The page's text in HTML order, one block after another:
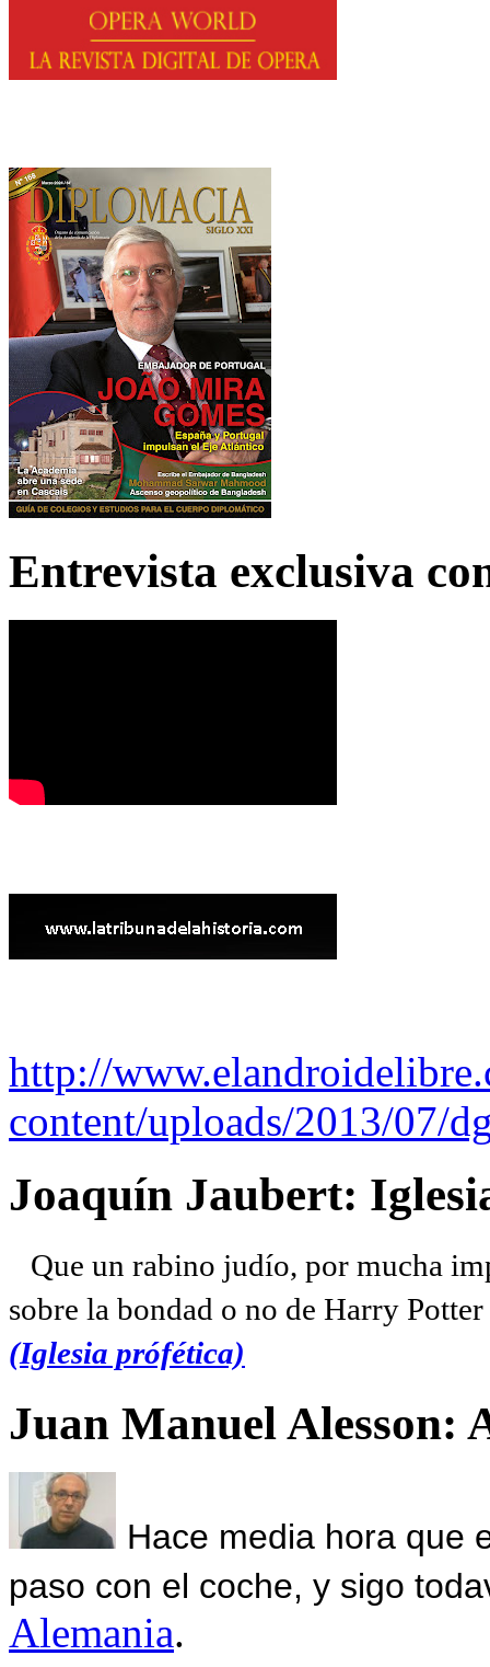
Entrevista exclusiva
http://
content/uploads/2013/07/
Joaquín Jaubert:
Que un rabino judío, por mucha
sobre la bondad o no de Harry
(Iglesia prófética)
Juan Manuel Alesson:
Hace media hora que
paso con el coche, y sigo
Alemania.